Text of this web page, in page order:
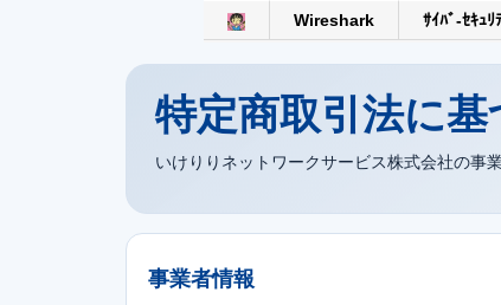
Wireshark ｻｲﾊﾞ-ｾｷｭﾘ
特定商取引法に
いけりりネットワークサービス株式会社の事
事業者情報